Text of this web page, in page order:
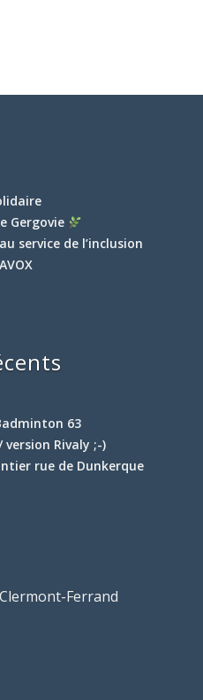
Gergovie
service de l’inclusion
63
/ version Rivaly ;-)
rue de Dunkerque
Ferrand